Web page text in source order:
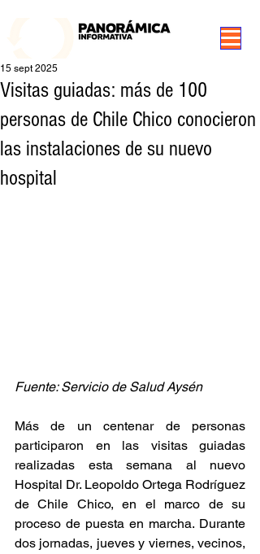
Visitas guiadas: más de 100
personas de Chile Chico conocieron
las instalaciones de su nuevo
hospital
15 sept 2025
Fuente: Servicio de Salud Aysén
Más de un centenar de personas
participaron en las visitas guiadas
realizadas esta semana al nuevo
Hospital Dr. Leopoldo Ortega Rodríguez
de Chile Chico, en el marco de su
proceso de puesta en marcha. Durante
dos jornadas, jueves y viernes, vecinos,